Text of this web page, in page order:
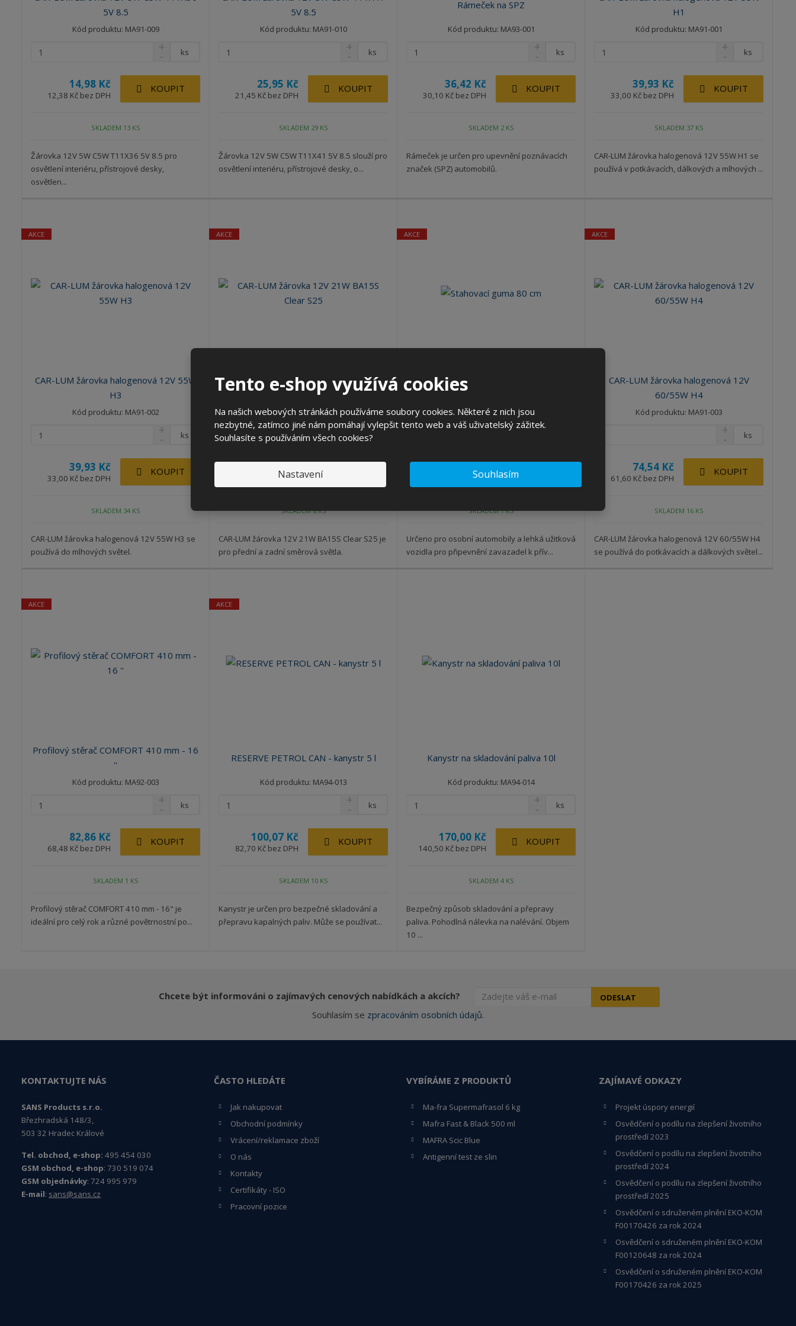
Tento e-shop využívá cookies
Na našich webových stránkách používáme soubory cookies. Některé z nich jsou
nezbytné, zatímco jiné nám pomáhají vylepšit tento web a váš uživatelský zážitek.
Souhlasíte s používáním všech cookies?
Nastavení Souhlasím
5V 8.5
Kód produktu: MA91-009
14,98 Kč
12,38 Kč bez DPH
ks
KOUPIT
SKLADEM 13 KS
Žárovka 12V 5W C5W T11X36 5V 8.5 pro
osvětlení interiéru, přístrojové desky,
osvětlen...
5V 8.5
Kód produktu: MA91-010
25,95 Kč
21,45 Kč bez DPH
ks
KOUPIT
SKLADEM 29 KS
Žárovka 12V 5W C5W T11X41 5V 8.5 slouží pro
osvětlení interiéru, přístrojové desky, o...
Rámeček na SPZ
Kód produktu: MA93-001
36,42 Kč
30,10 Kč bez DPH
ks
KOUPIT
SKLADEM 2 KS
Rámeček je určen pro upevnění poznávacích
značek (SPZ) automobilů.
H1
Kód produktu: MA91-001
39,93 Kč
33,00 Kč bez DPH
ks
KOUPIT
SKLADEM 37 KS
CAR-LUM žárovka halogenová 12V 55W H1 se
používá v potkávacích, dálkových a mlhových ...
AKCE
CAR-LUM žárovka halogenová 12V 55W
H3
Kód produktu: MA91-002
39,93 Kč
33,00 Kč bez DPH
ks
KOUPIT
SKLADEM 34 KS
CAR-LUM žárovka halogenová 12V 55W H3 se
používá do mlhových světel.
AKCE
CAR-LUM žárovka 12V 21W BA15S Clear
Kód produktu: MA91-006
40,43 Kč
33,41 Kč bez DPH
ks
SKLADEM 8 KS
CAR-LUM žárovka 12V 21W BA15S Clear S25 je
pro přední a zadní směrová světla.
AKCE
Stahovací guma 80 cm
Kód produktu: MA93-026
49,73 Kč
41,10 Kč bez DPH
SKLADEM 1 KS
Určeno pro osobní automobily a lehká užitková
vozidla pro připevnění zavazadel k přív...
AKCE
CAR-LUM žárovka halogenová 12V
60/55W H4
Kód produktu: MA91-003
74,54 Kč
61,60 Kč bez DPH
ks
KOUPIT
SKLADEM 16 KS
CAR-LUM žárovka halogenová 12V 60/55W H4
se používá do potkávacích a dálkových světel...
AKCE
Profilový stěrač COMFORT 410 mm - 16
''
Kód produktu: MA92-003
82,86 Kč
68,48 Kč bez DPH
ks
KOUPIT
SKLADEM 1 KS
Profilový stěrač COMFORT 410 mm - 16" je
ideální pro celý rok a různé povětrnostní po...
AKCE
RESERVE PETROL CAN - kanystr 5 l
Kód produktu: MA94-013
100,07 Kč
82,70 Kč bez DPH
ks
KOUPIT
SKLADEM 10 KS
Kanystr je určen pro bezpečné skladování a
přepravu kapalných paliv. Může se používat...
Kanystr na skladování paliva 10l
Kód produktu: MA94-014
170,00 Kč
140,50 Kč bez DPH
ks
KOUPIT
SKLADEM 4 KS
Bezpečný způsob skladování a přepravy
paliva. Pohodlná nálevka na nalévání. Objem
10 ...
Chcete být informováni o zajímavých cenových nabídkách a akcích? ODESLAT
Souhlasím se zpracováním osobních údajů.
KONTAKTUJTE NÁS
SANS Products s.r.o.
Březhradská 148/3,
503 32 Hradec Králové
Tel. obchod, e-shop: 495 454 030
GSM obchod, e-shop: 730 519 074
GSM objednávky: 724 995 979
E-mail: sans@sans.cz
ČASTO HLEDÁTE
Jak nakupovat
Obchodní podmínky
Vrácení/reklamace zboží
O nás
Kontakty
Certifikáty - ISO
Pracovní pozice
VYBÍRÁME Z PRODUKTŮ
Ma-fra Supermafrasol 6 kg
Mafra Fast & Black 500 ml
MAFRA Scic Blue
Antigenní test ze slin
ZAJÍMAVÉ ODKAZY
Projekt úspory energií
Osvědčení o podílu na zlepšení životního
prostředí 2023
Osvědčení o podílu na zlepšení životního
prostředí 2024
Osvědčení o podílu na zlepšení životního
prostředí 2025
Osvědčení o sdruženém plnění EKO-KOM
F00170426 za rok 2024
Osvědčení o sdruženém plnění EKO-KOM
F00120648 za rok 2024
Osvědčení o sdruženém plnění EKO-KOM
F00170426 za rok 2025